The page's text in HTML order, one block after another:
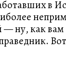
в
— ну, как вам